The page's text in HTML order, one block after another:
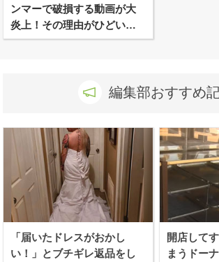
ンマーで破損する動画が大
炎上！その理由がひどい…
編集部おすすめ
「届いたドレスがおかし
い！」とブチギレ返品をし
開店して
まうドー